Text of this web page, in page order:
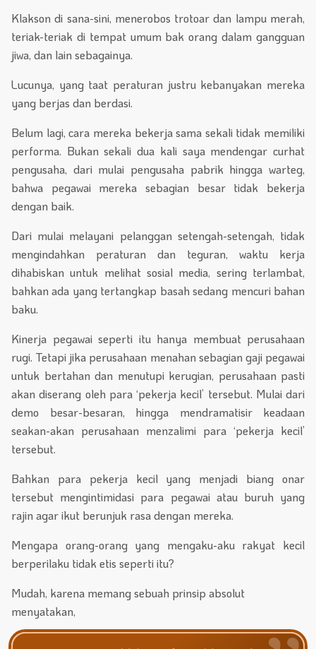
Klakson di sana-sini, menerobos trotoar dan lampu merah,
teriak-teriak di tempat umum bak orang dalam gangguan
jiwa, dan lain sebagainya.
Lucunya, yang taat peraturan justru kebanyakan mereka
yang berjas dan berdasi.
Belum lagi, cara mereka bekerja sama sekali tidak memiliki
performa. Bukan sekali dua kali saya mendengar curhat
pengusaha, dari mulai pengusaha pabrik hingga warteg,
bahwa pegawai mereka sebagian besar tidak bekerja
dengan baik.
Dari mulai melayani pelanggan setengah-setengah, tidak
mengindahkan peraturan dan teguran, waktu kerja
dihabiskan untuk melihat sosial media, sering terlambat,
bahkan ada yang tertangkap basah sedang mencuri bahan
baku.
Kinerja pegawai seperti itu hanya membuat perusahaan
rugi. Tetapi jika perusahaan menahan sebagian gaji pegawai
untuk bertahan dan menutupi kerugian, perusahaan pasti
akan diserang oleh para ‘pekerja kecil’ tersebut. Mulai dari
demo besar-besaran, hingga mendramatisir keadaan
seakan-akan perusahaan menzalimi para ‘pekerja kecil’
tersebut.
Bahkan para pekerja kecil yang menjadi biang onar
tersebut mengintimidasi para pegawai atau buruh yang
rajin agar ikut berunjuk rasa dengan mereka.
Mengapa orang-orang yang mengaku-aku rakyat kecil
berperilaku tidak etis seperti itu?
Mudah, karena memang sebuah prinsip absolut
menyatakan,